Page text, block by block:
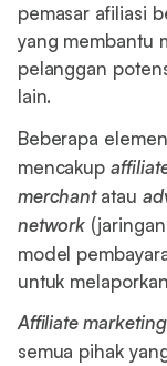
pemasar afiliasi
yang membantu
pelanggan
lain.
Beberapa
mencakup
merchantatau
network
model
untuk
Affiliate marketing
semua pihak